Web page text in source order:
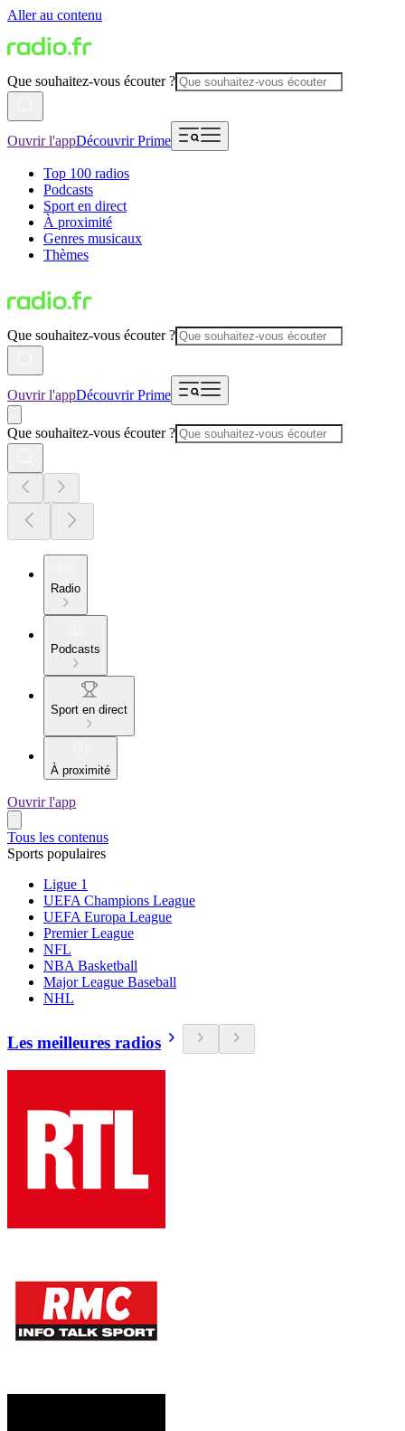
Aller au contenu
Que souhaitez-vous écouter ?
Ouvrir l'appDécouvrir Prime
Top 100 radios
Podcasts
Sport en direct
À proximité
Genres musicaux
Thèmes
Que souhaitez-vous écouter ?
Ouvrir l'appDécouvrir Prime
Que souhaitez-vous écouter ?
Radio
Podcasts
Sport en direct
À proximité
Ouvrir l'app
Tous les contenus
Sports populaires
Ligue 1
UEFA Champions League
UEFA Europa League
Premier League
NFL
NBA Basketball
Major League Baseball
NHL
Les meilleures radios